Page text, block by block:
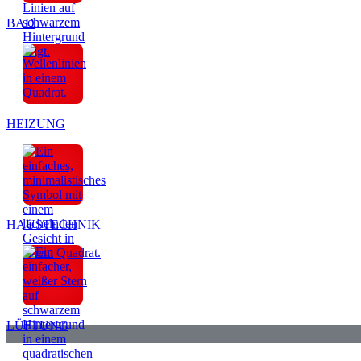
BAD
HEIZUNG
HAUSTECHNIK
LÜFTUNG